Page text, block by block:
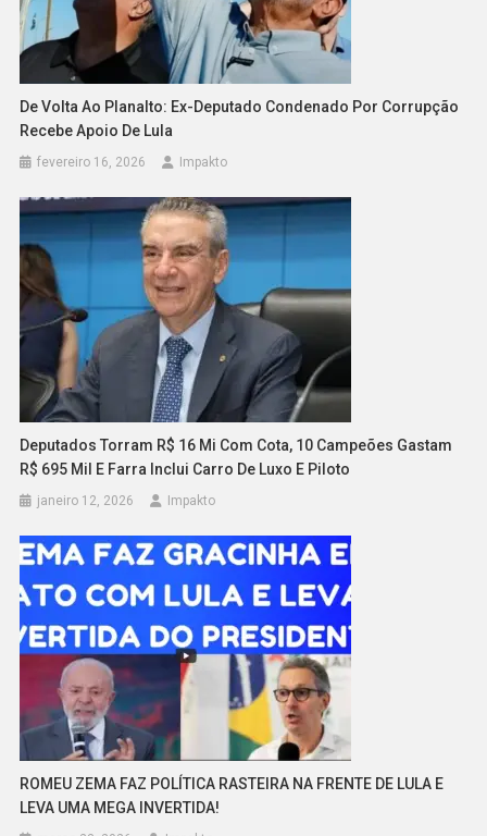
De Volta Ao Planalto: Ex-Deputado Condenado Por Corrupção
Recebe Apoio De Lula
fevereiro 16, 2026 Impakto
Deputados Torram R$ 16 Mi Com Cota, 10 Campeões Gastam
R$ 695 Mil E Farra Inclui Carro De Luxo E Piloto
janeiro 12, 2026 Impakto
ROMEU ZEMA FAZ POLÍTICA RASTEIRA NA FRENTE DE LULA E
LEVA UMA MEGA INVERTIDA!